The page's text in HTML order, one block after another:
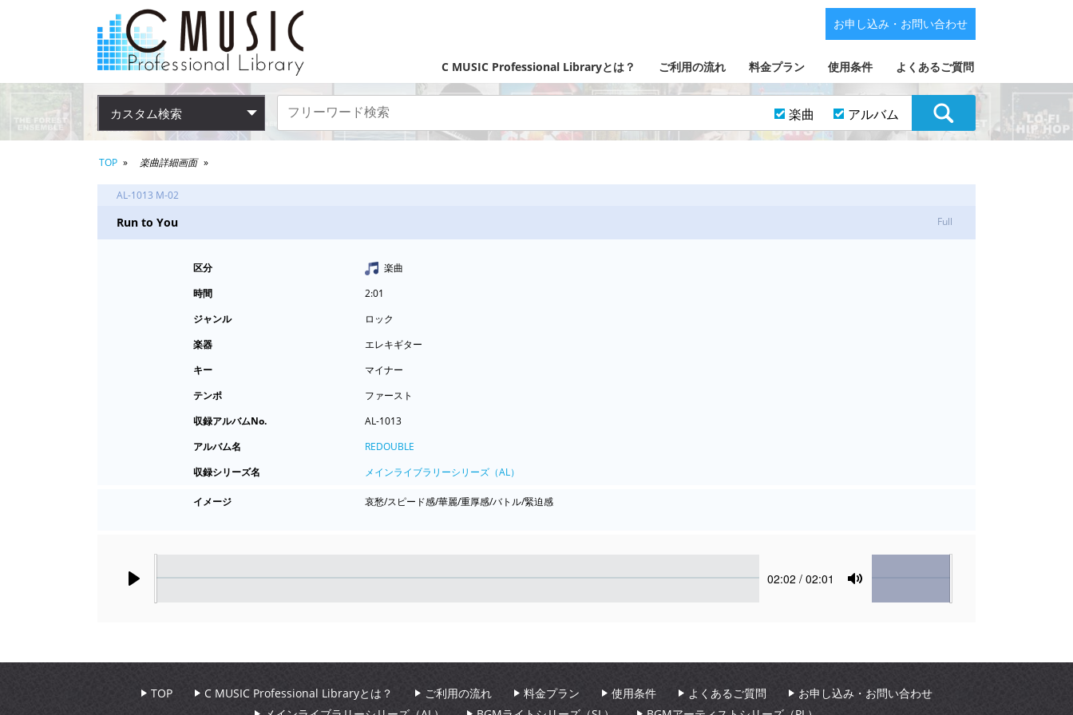
C MUSIC Professional Libraryとは？ ご利用の流れ 料金プラン 使用条件 よくあるご質問
お申し込み・お問い合わせ
カスタム検索 楽曲 アルバム
TOP 楽曲詳細画面
AL-1013 M-02
Run to You Full
区分
楽曲
時間
2:01
ジャンル
ロック
楽器
エレキギター
キー
マイナー
テンポ
ファースト
収録アルバムNo.
AL-1013
アルバム名
REDOUBLE
収録シリーズ名
メインライブラリーシリーズ（AL）
イメージ 哀愁/スピード感/華麗/重厚感/バトル/緊迫感
Current
02:02 / 02:01
Mute
Volume
TOP C MUSIC Professional Libraryとは？ ご利用の流れ 料金プラン 使用条件 よくあるご質問
お申し込み・お問い合わせ